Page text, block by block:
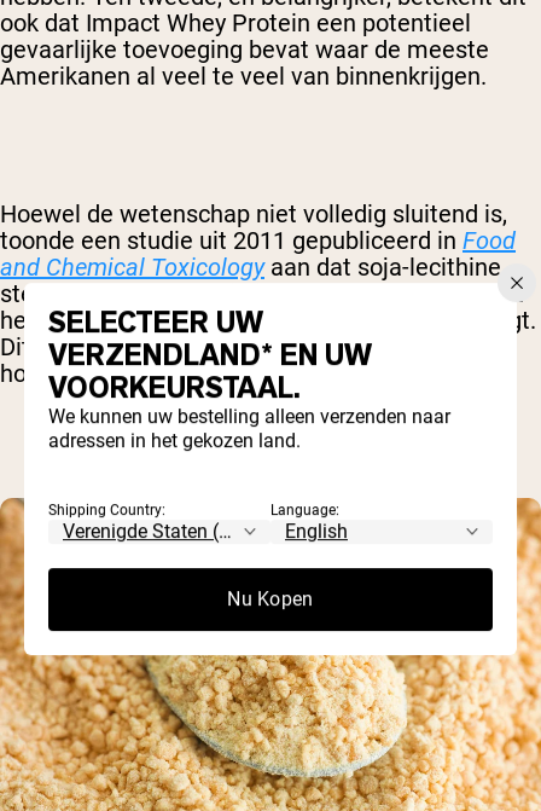
ook dat Impact Whey Protein een potentieel
gevaarlijke toevoeging bevat waar de meeste
Amerikanen al veel te veel van binnenkrijgen.
Hoewel de wetenschap niet volledig sluitend is,
toonde een studie uit 2011 gepubliceerd in Food
and Chemical Toxicologyaan dat soja-lecithine
sterk oestrogeenachtig is – wat betekent dat het
het niveau van het hormoon oestrogeen verhoogt.
Dit kan onder andere de schildklierfunctie en
hormoonproductie verstoren.
SELECTEER UW
VERZENDLAND* EN UW
VOORKEURSTAAL.
We kunnen uw bestelling alleen verzenden naar
adressen in het gekozen land.
Shipping Country: Language:
Nu Kopen